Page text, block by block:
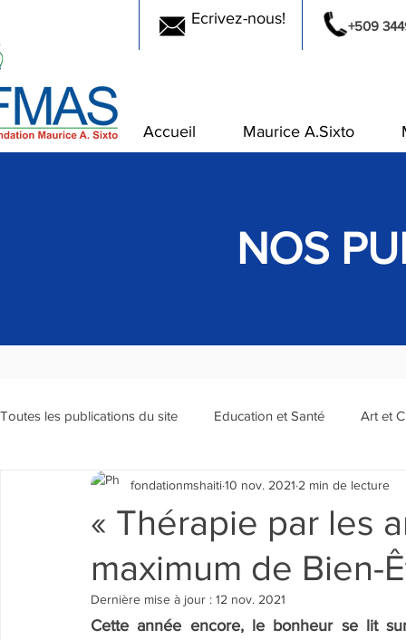
Accueil Maurice A.Sixto
+509
Ecrivez-nous!
NOS
Toutes les publications du site Education et Santé Art et
Sensibilisation et Environement Evénements/Rubriques
« Thérapie par les
maximum de Bien-
fondationmshaiti10 nov. 2021 2 min de lecture
Dernière mise à jour : 12 nov. 2021
Cette année encore, le bonheur se lit